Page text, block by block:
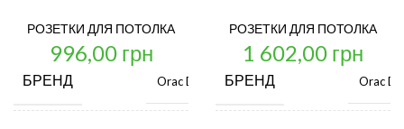
РОЗЕТКИ ДЛЯ ПОТОЛКА
996,00 грн
БРЕНД Orac Decor
РОЗЕТКИ ДЛЯ ПОТОЛКА
1 602,00 грн
БРЕНД Orac